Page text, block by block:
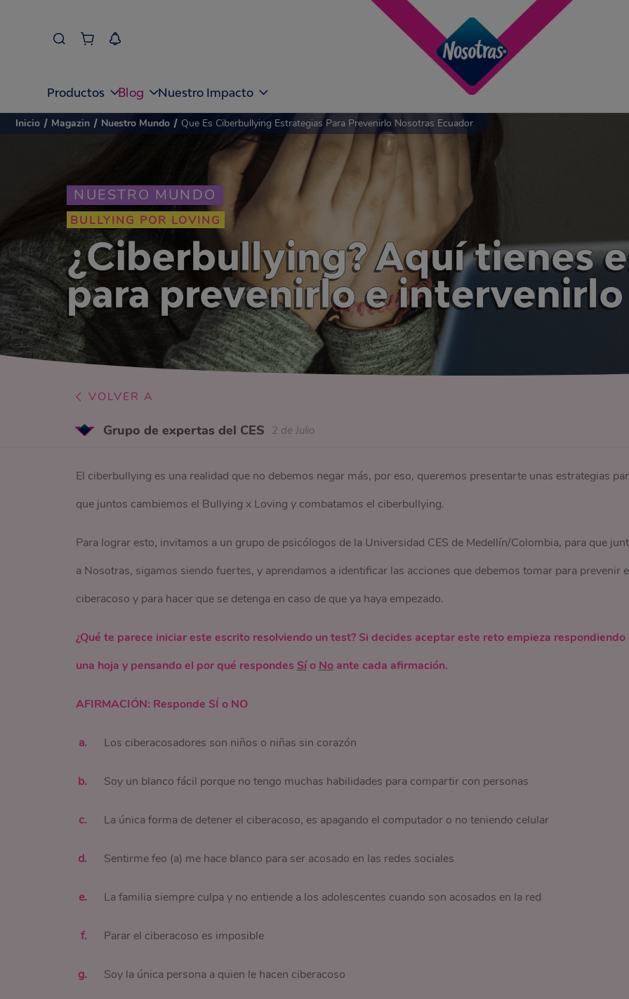
Productos Blog Nuestro Impacto
NUESTRO MUNDO
BULLYING POR LOVING
¿Ciberbullying? Aquí tienes
para prevenirlo e intervenirlo
Inicio / Magazin / Nuestro Mundo / Que Es Ciberbullying Estrategias Para Prevenirlo Nosotras Ecuador
VOLVER A
Grupo de expertas del CES 2 de Julio
El ciberbullying es una realidad que no debemos negar más, por eso, queremos presentarte unas estrategias
que juntos cambiemos el Bullying x Loving y combatamos el ciberbullying.
Para lograr esto, invitamos a un grupo de psicólogos de la Universidad CES de Medellín/Colombia, para que
a Nosotras, sigamos siendo fuertes, y aprendamos a identificar las acciones que debemos tomar para prevenir
ciberacoso y para hacer que se detenga en caso de que ya haya empezado.
¿Qué te parece iniciar este escrito resolviendo un test? Si decides aceptar este reto empieza respondiendo
una hoja y pensando el por qué respondes Sío Noante cada afirmación.
AFIRMACIÓN: Responde SÍ o NO
Los ciberacosadores son niños o niñas sin corazón
Soy un blanco fácil porque no tengo muchas habilidades para compartir con personas
La única forma de detener el ciberacoso, es apagando el computador o no teniendo celular
Sentirme feo (a) me hace blanco para ser acosado en las redes sociales
La familia siempre culpa y no entiende a los adolescentes cuando son acosados en la red
Parar el ciberacoso es imposible
Soy la única persona a quien le hacen ciberacoso